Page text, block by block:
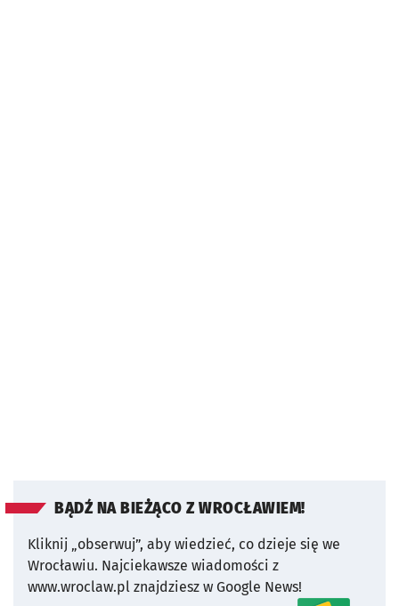
BĄDŹ NA BIEŻĄCO Z WROCŁAWIEM!
Kliknij „obserwuj”, aby wiedzieć, co dzieje się we
Wrocławiu. Najciekawsze wiadomości z
www.wroclaw.pl znajdziesz w Google News!